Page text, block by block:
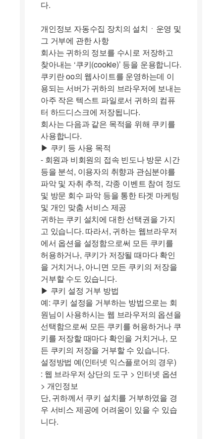
다.
개인정보 자동수집 장치의 설치ㆍ운영 및
그 거부에 관한 사항
회사는 귀하의 정보를 수시로 저장하고
찾아내는 ‘쿠키(cookie)’ 등을 운용합니다.
쿠키란 oo의 웹사이트를 운영하는데 이
용되는 서버가 귀하의 브라우저에 보내는
아주 작은 텍스트 파일로서 귀하의 컴퓨
터 하드디스크에 저장됩니다.
회사는 다음과 같은 목적을 위해 쿠키를
사용합니다.
▶ 쿠키 등 사용 목적
- 회원과 비회원의 접속 빈도나 방문 시간
등을 분석, 이용자의 취향과 관심분야를
파악 및 자취 추적, 각종 이벤트 참여 정도
및 방문 회수 파악 등을 통한 타겟 마케팅
및 개인 맞춤 서비스 제공
귀하는 쿠키 설치에 대한 선택권을 가지
고 있습니다. 따라서, 귀하는 웹브라우저
에서 옵션을 설정함으로써 모든 쿠키를
허용하거나, 쿠키가 저장될 때마다 확인
을 거치거나, 아니면 모든 쿠키의 저장을
거부할 수도 있습니다.
▶ 쿠키 설정 거부 방법
예: 쿠키 설정을 거부하는 방법으로는 회
원님이 사용하시는 웹 브라우저의 옵션을
선택함으로써 모든 쿠키를 허용하거나 쿠
키를 저장할 때마다 확인을 거치거나, 모
든 쿠키의 저장을 거부할 수 있습니다.
설정방법 예(인터넷 익스플로어의 경우)
: 웹 브라우저 상단의 도구 > 인터넷 옵션
> 개인정보
단, 귀하께서 쿠키 설치를 거부하였을 경
우 서비스 제공에 어려움이 있을 수 있습
니다.